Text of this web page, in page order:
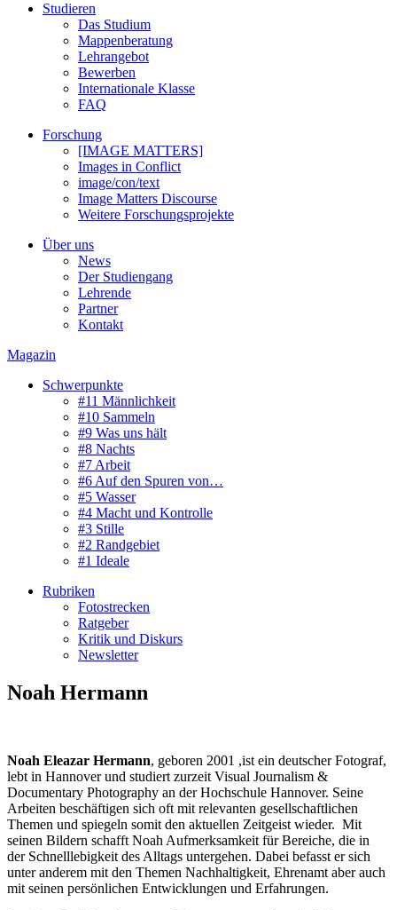
Studieren
Das Studium
Mappenberatung
Lehrangebot
Bewerben
Internationale Klasse
FAQ
Forschung
[IMAGE MATTERS]
Images in Conflict
image/con/text
Image Matters Discourse
Weitere Forschungsprojekte
Über uns
News
Der Studiengang
Lehrende
Partner
Kontakt
Magazin
Schwerpunkte
#11 Männlichkeit
#10 Sammeln
#9 Was uns hält
#8 Nachts
#7 Arbeit
#6 Auf den Spuren von…
#5 Wasser
#4 Macht und Kontrolle
#3 Stille
#2 Randgebiet
#1 Ideale
Rubriken
Fotostrecken
Ratgeber
Kritik und Diskurs
Newsletter
Noah Hermann
Noah Eleazar Hermann, geboren 2001 ,ist ein deutscher Fotograf,
lebt in Hannover und studiert zurzeit Visual Journalism &
Documentary Photography an der Hochschule Hannover. Seine
Arbeiten beschäftigen sich oft mit relevanten gesellschaftlichen
Themen und spiegeln somit den aktuellen Zeitgeist wieder. Mit
seinen Bildern schafft Noah Aufmerksamkeit für Bereiche, die in
der Schnelllebigkeit des Alltags untergehen. Dabei befasst er sich
unter anderem mit den Themen Nachhaltigkeit, Ehrenamt aber auch
mit seinen persönlichen Entwicklungen und Erfahrungen.